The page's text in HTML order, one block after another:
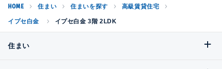
HOME 住まい 住まいを探す 高級賃貸住宅
イプセ白金 イプセ白金 3階 2LDK
住まい